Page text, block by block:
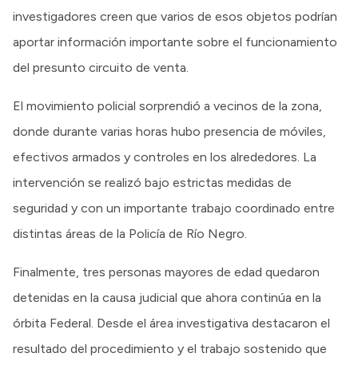
investigadores creen que varios de esos objetos podrían
aportar información importante sobre el funcionamiento
del presunto circuito de venta.
El movimiento policial sorprendió a vecinos de la zona,
donde durante varias horas hubo presencia de móviles,
efectivos armados y controles en los alrededores. La
intervención se realizó bajo estrictas medidas de
seguridad y con un importante trabajo coordinado entre
distintas áreas de la Policía de Río Negro.
Finalmente, tres personas mayores de edad quedaron
detenidas en la causa judicial que ahora continúa en la
órbita Federal. Desde el área investigativa destacaron el
resultado del procedimiento y el trabajo sostenido que